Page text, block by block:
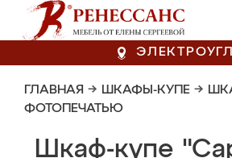
ГЛАВНАЯ → ШКАФЫ-КУПЕ →
ФОТОПЕЧАТЬЮ
Шкаф-купе